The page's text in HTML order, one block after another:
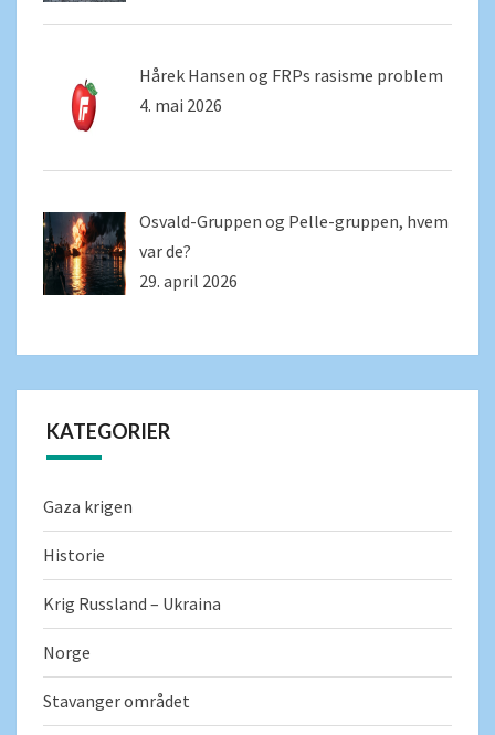
Hårek Hansen og FRPs rasisme problem
4. mai 2026
Osvald-Gruppen og Pelle-gruppen, hvem
var de?
29. april 2026
KATEGORIER
Gaza krigen
Historie
Krig Russland – Ukraina
Norge
Stavanger området